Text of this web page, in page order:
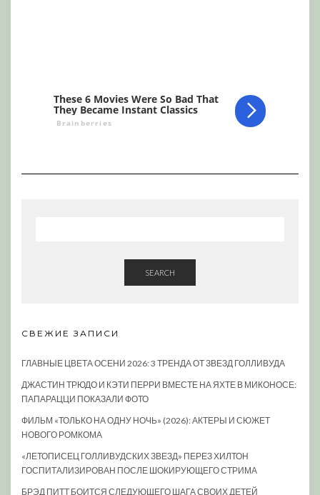
SEARCH
СВЕЖИЕ ЗАПИСИ
ГЛАВНЫЕ ЦВЕТА ОСЕНИ 2026: 3 ТРЕНДА ОТ ЗВЕЗД ГОЛЛИВУДА
ДЖАСТИН ТРЮДО И КЭТИ ПЕРРИ ВМЕСТЕ НА ЯХТЕ В МИКОНОСЕ:
ПАПАРАЦЦИ ПОКАЗАЛИ ФОТО
ФИЛЬМ «ТОЛЬКО НА ОДНУ НОЧЬ» (2026): АКТЕРЫ И СЮЖЕТ
НОВОГО РОМКОМА
«ЛЕТОПИСЕЦ ГОЛЛИВУДСКИХ ЗВЕЗД» ПЕРЕЗ ХИЛТОН
ГОСПИТАЛИЗИРОВАН ПОСЛЕ ШОКИРУЮЩЕГО СТРИМА
БРЭД ПИТТ БОИТСЯ СЛЕДУЮЩЕГО ШАГА СВОИХ ДЕТЕЙ